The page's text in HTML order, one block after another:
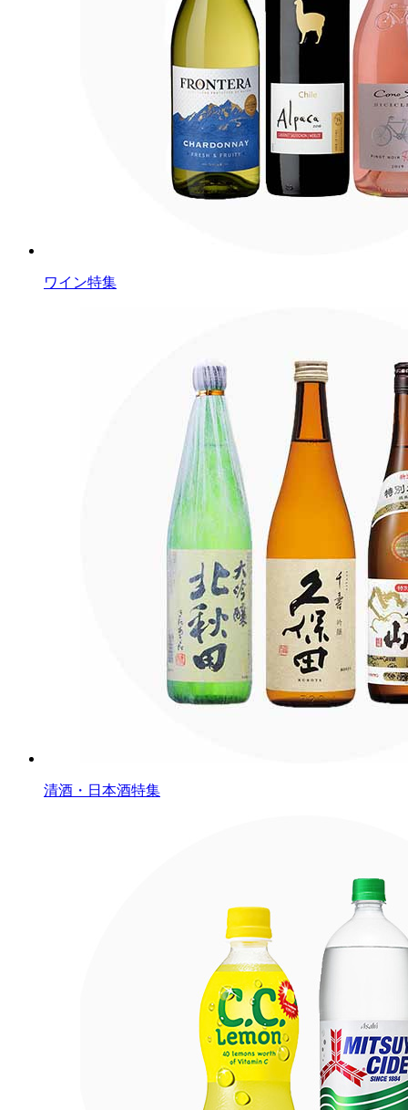
ワイン特集
清酒・日本酒特集